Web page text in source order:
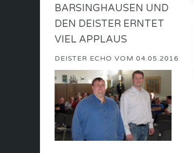
BARSINGHAUSEN UND
DEN DEISTER ERNTET
VIEL APPLAUS
DEISTER ECHO VOM 04.05.2016